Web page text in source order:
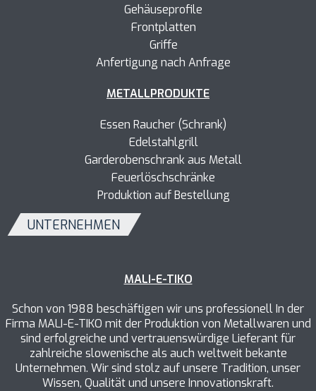
Gehäuseprofile
Frontplatten
Griffe
Anfertigung nach Anfrage
METALLPRODUKTE
Essen Raucher (Schrank)
Edelstahlgrill
Garderobenschrank aus Metall
Feuerlöschschränke
Produktion auf Bestellung
UNTERNEHMEN
MALI-E-TIKO
Schon von 1988 beschäftigen wir uns professionell In der
Firma MALI-E-TIKO mit der Produktion von Metallwaren und
sind erfolgreiche und vertrauenswürdige Lieferant für
zahlreiche slowenische als auch weltweit bekante
Unternehmen. Wir sind stolz auf unsere Tradition, unser
Wissen, Qualität und unsere Innovationskraft.